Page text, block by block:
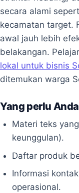
secara alami
kecamatan target.
awal jauh lebih
belakangan.
lokal untuk bisnis
ditemukan warga
Yang perlu
Materi teks
keunggulan).
Daftar produk
Informasi
operasional.